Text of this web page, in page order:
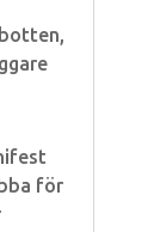
,
för